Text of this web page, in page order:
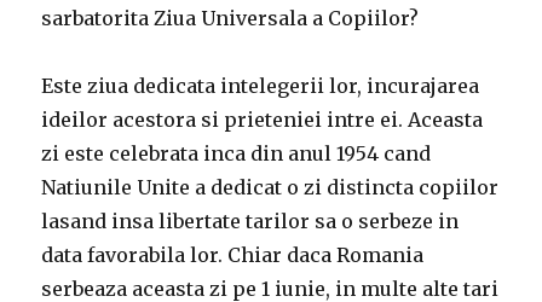
sarbatorita Ziua Universala a Copiilor?
Este ziua dedicata intelegerii lor, incurajarea
ideilor acestora si prieteniei intre ei. Aceasta
zi este celebrata inca din anul 1954 cand
Natiunile Unite a dedicat o zi distincta copiilor
lasand insa libertate tarilor sa o serbeze in
data favorabila lor. Chiar daca Romania
serbeaza aceasta zi pe 1 iunie, in multe alte tari